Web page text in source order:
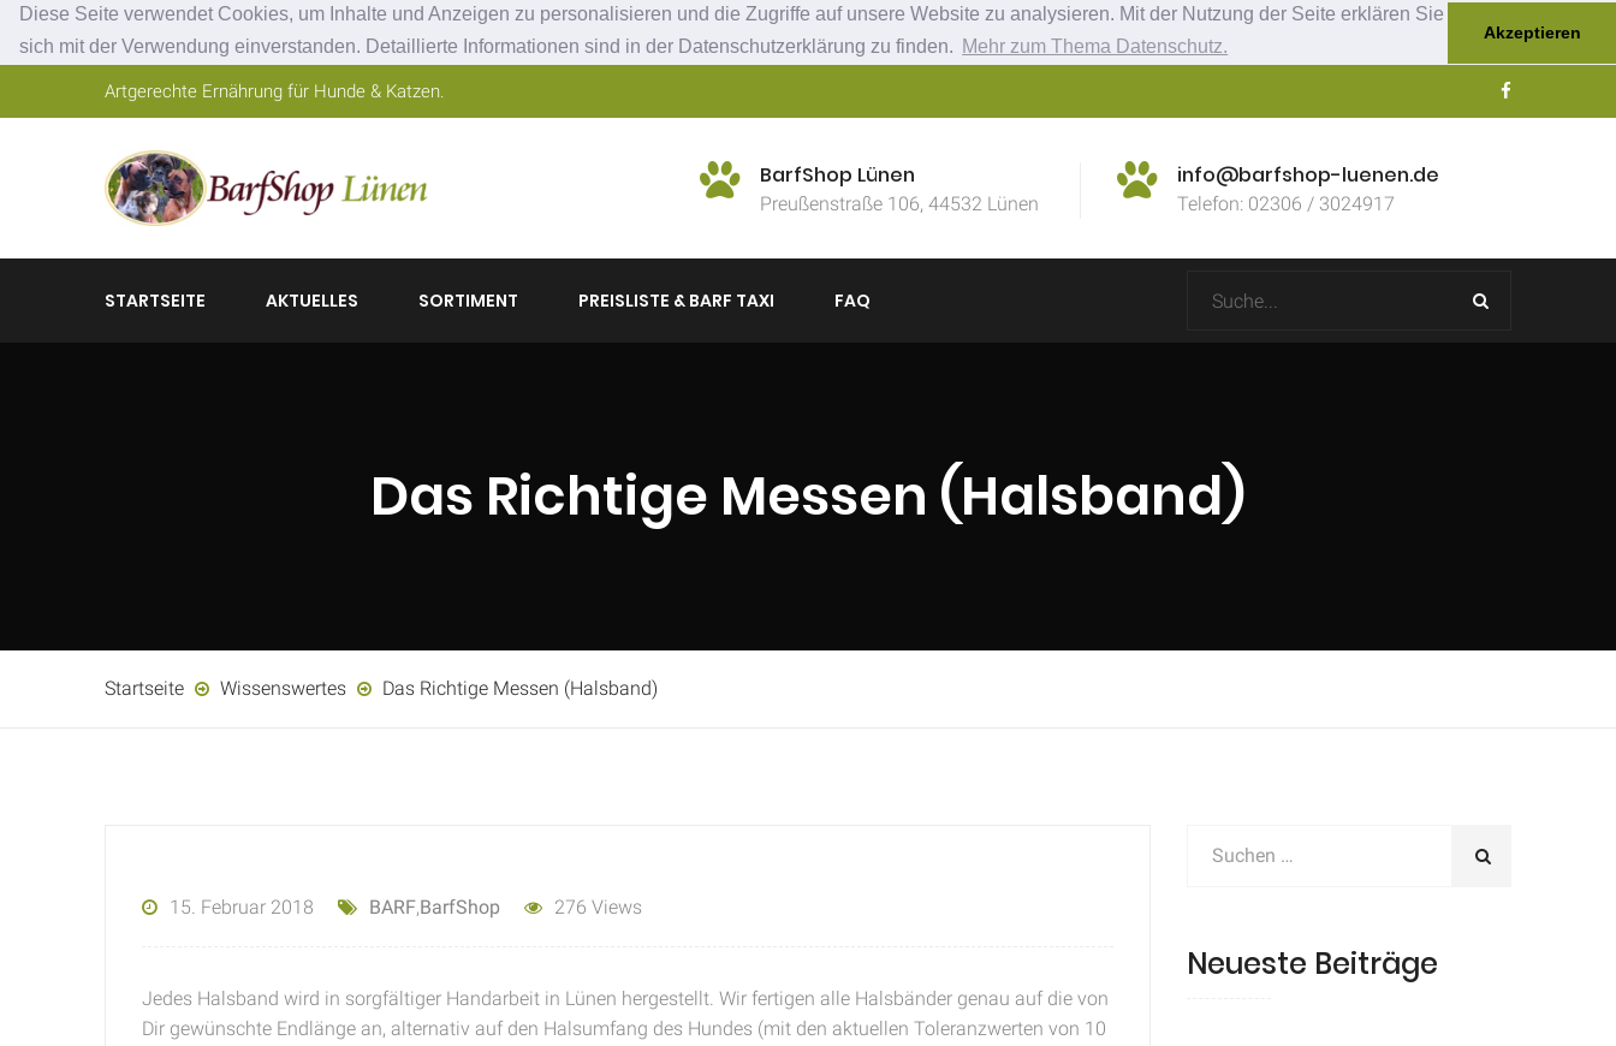
Diese Seite verwendet Cookies, um Inhalte und Anzeigen zu personalisieren und die Zugriffe auf unsere Website zu analysieren. Mit der Nutzung der Seite erklären Sie
sich mit der Verwendung einverstanden. Detaillierte Informationen sind in der Datenschutzerklärung zu finden. Mehr zum Thema Datenschutz.
Akzeptieren
Artgerechte Ernährung für Hunde & Katzen.
BarfShop Lünen
Preußenstraße 106, 44532 Lünen
info@barfshop-luenen.de
Telefon: 02306 / 3024917
STARTSEITE AKTUELLES SORTIMENT PREISLISTE & BARF TAXI FAQ
Das Richtige Messen (Halsband)
Startseite Wissenswertes Das Richtige Messen (Halsband)
15. Februar 2018 BARF,BarfShop 276 Views
Jedes Halsband wird in sorgfältiger Handarbeit in Lünen hergestellt. Wir fertigen alle Halsbänder genau auf die von
Dir gewünschte Endlänge an, alternativ auf den Halsumfang des Hundes (mit den aktuellen Toleranzwerten von 10
Neueste Beiträge